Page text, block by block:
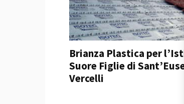
Brianza Plastica per
Suore Figlie di
Vercelli